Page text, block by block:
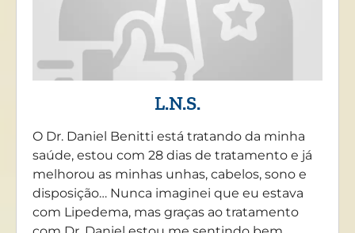
L.N.S.
O Dr. Daniel Benitti está tratando da minha
saúde, estou com 28 dias de tratamento e já
melhorou as minhas unhas, cabelos, sono e
disposição… Nunca imaginei que eu estava
com Lipedema, mas graças ao tratamento